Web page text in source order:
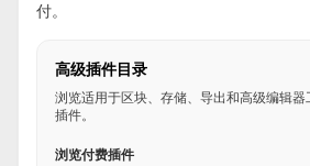
付。
高级插件目录
浏览适用于区块、存储、导出和高级编辑
插件。
浏览付费插件